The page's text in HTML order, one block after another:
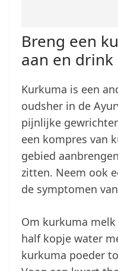
Breng een
aan en
Kurkuma is een
oudsher in de
pijnlijke
een kompres van
gebied
zitten. Neem ook
de symptomen
Om kurkuma
half kopje water
kurkuma poeder